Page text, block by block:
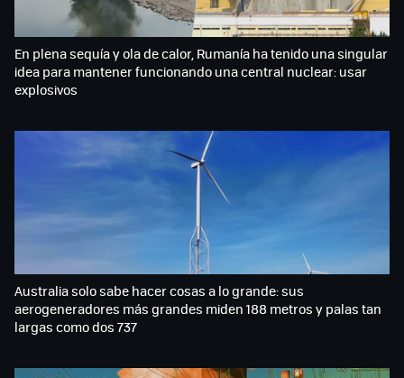
En plena sequía y ola de calor, Rumanía ha tenido una singular
idea para mantener funcionando una central nuclear: usar
explosivos
Australia solo sabe hacer cosas a lo grande: sus
aerogeneradores más grandes miden 188 metros y palas tan
largas como dos 737